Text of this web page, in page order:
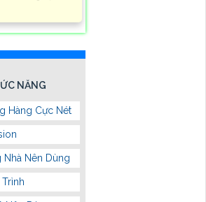
NĂNG
Hàng Cực Nét
Nên Dùng